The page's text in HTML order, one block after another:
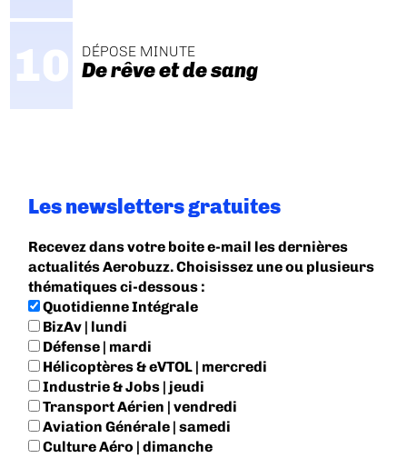
DÉPOSE MINUTE
De rêve et de sang
Les newsletters gratuites
Recevez dans votre boite e-mail les dernières
actualités Aerobuzz. Choisissez une ou plusieurs
thématiques ci-dessous :
Quotidienne Intégrale
BizAv | lundi
Défense | mardi
Hélicoptères & eVTOL | mercredi
Industrie & Jobs | jeudi
Transport Aérien | vendredi
Aviation Générale | samedi
Culture Aéro | dimanche